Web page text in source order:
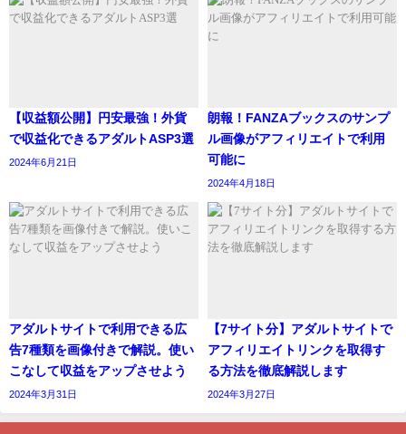
【収益額公開】円安最強！外貨
で収益化できるアダルトASP3選
2024年6月21日
朗報！FANZAブックスのサンプ
ル画像がアフィリエイトで利用
可能に
2024年4月18日
アダルトサイトで利用できる広
告7種類を画像付きで解説。使い
こなして収益をアップさせよう
2024年3月31日
【7サイト分】アダルトサイトで
アフィリエイトリンクを取得す
る方法を徹底解説します
2024年3月27日